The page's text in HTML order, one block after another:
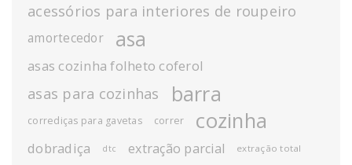
acessórios para interiores de roupeiro
amortecedor asa
asas cozinha folheto coferol
asas para cozinhas barra
corrediças para gavetas correr cozinha
dobradiça dtc extração parcial extração total